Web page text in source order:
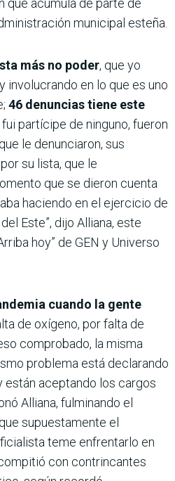
que acumula de parte de
municipal esteña.
más no poder, que yo
en lo que es uno
46 denuncias tiene este
partícipe de ninguno, fueron
le denunciaron, sus
su lista, que le
que se dieron cuenta
haciendo en el ejercicio de
Este”, dijo Alliana, este
hoy” de GEN y Universo
cuando la gente
de oxígeno, por falta de
comprobado, la misma
problema está declarando
están aceptando los cargos
Alliana, fulminando el
supuestamente el
teme enfrentarlo en
con contrincantes